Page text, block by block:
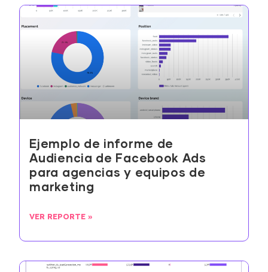
Ejemplo de informe de
Audiencia de Facebook Ads
para agencias y equipos de
marketing
VER REPORTE »